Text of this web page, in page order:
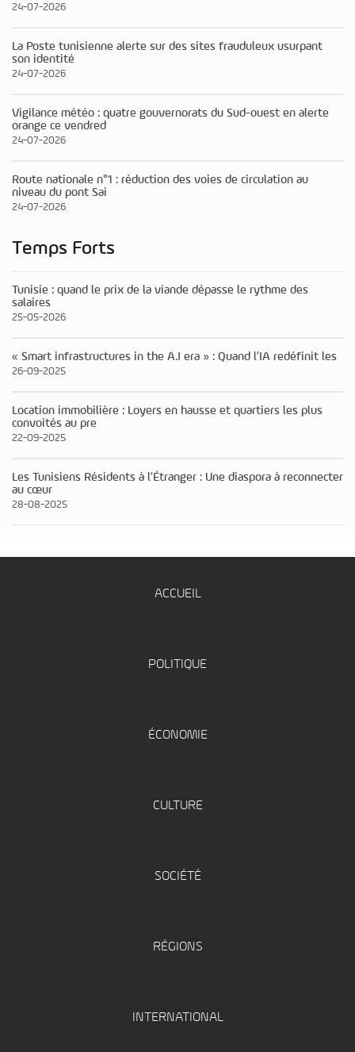
24-07-2026
La Poste tunisienne alerte sur des sites frauduleux usurpant
son identité
24-07-2026
Vigilance météo : quatre gouvernorats du Sud-ouest en alerte
orange ce vendred
24-07-2026
Route nationale n°1 : réduction des voies de circulation au
niveau du pont Sai
24-07-2026
Temps Forts
Tunisie : quand le prix de la viande dépasse le rythme des
salaires
25-05-2026
« Smart infrastructures in the A.I era » : Quand l’IA redéfinit les
26-09-2025
Location immobilière : Loyers en hausse et quartiers les plus
convoités au pre
22-09-2025
Les Tunisiens Résidents à l’Étranger : Une diaspora à reconnecter
au cœur
28-08-2025
ACCUEIL
POLITIQUE
ÉCONOMIE
CULTURE
SOCIÉTÉ
RÉGIONS
INTERNATIONAL